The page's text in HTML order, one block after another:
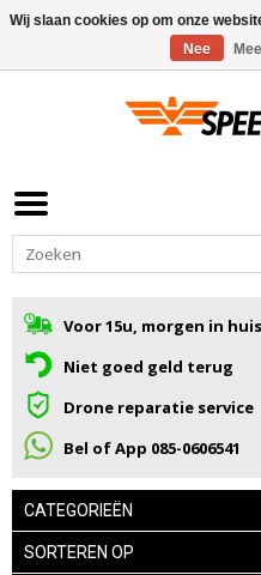
Voor 15u, morgen in
Niet goed geld terug
Drone reparatie service
Bel of App 085-0606541
CATEGORIEËN
SORTEREN OP
Wij slaan cookies op om onze
Nee